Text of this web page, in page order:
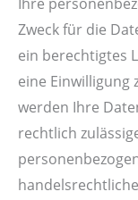
Zweck für die
ein berechtigtes
eine
werden Ihre
rechtlich